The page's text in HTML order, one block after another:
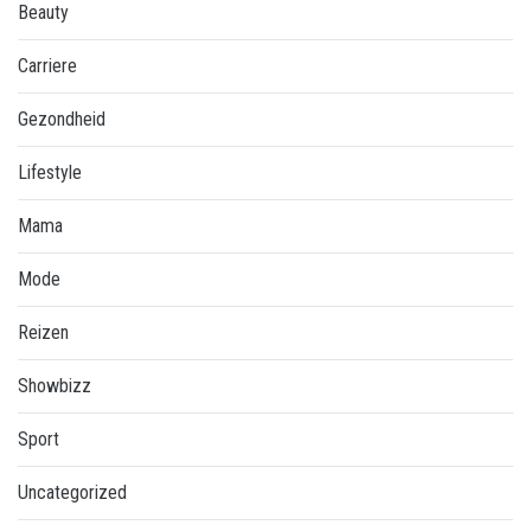
Beauty
Carriere
Gezondheid
Lifestyle
Mama
Mode
Reizen
Showbizz
Sport
Uncategorized